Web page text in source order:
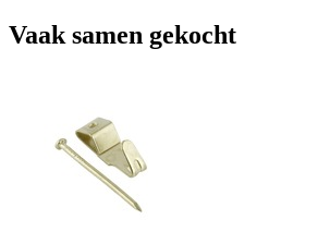
Vaak samen gekocht